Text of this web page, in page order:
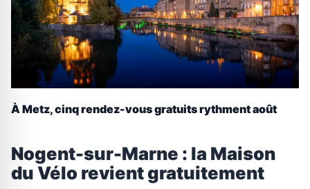
À Metz, cinq rendez-vous gratuits rythment août
Nogent-sur-Marne : la Maison
du Vélo revient gratuitement